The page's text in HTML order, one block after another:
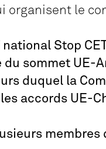
organisent le
Stop
du sommet UE-
duquel la
accords UE-